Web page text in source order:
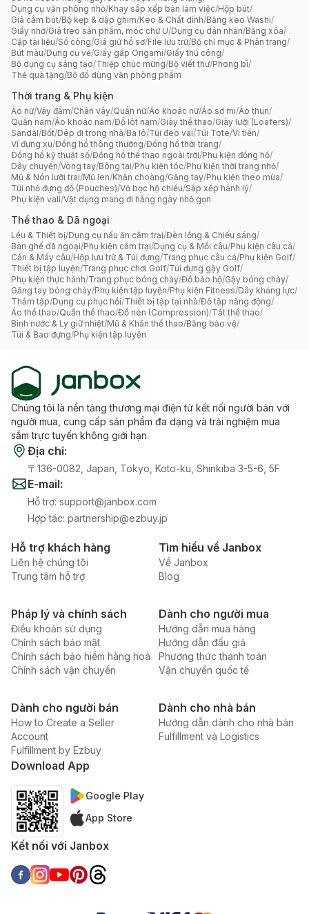
Dụng cụ văn phòng nhỏ/Khay sắp xếp bàn làm việc/Hộp bút/
Giá cắm bút/Bộ kẹp & dập ghim/Keo & Chất dính/Băng keo Washi/
Giấy nhớ/Giá treo sản phẩm, móc chữ U/Dụng cụ dán nhãn/Băng xóa/
Cặp tài liệu/Sổ còng/Giá giữ hồ sơ/File lưu trữ/Bộ chỉ mục & Phân trang/
Bút màu/Dụng cụ vẽ/Giấy gấp Origami/Giấy thủ công/
Bộ dụng cụ sáng tạo/Thiệp chúc mừng/Bộ viết thư/Phong bì/
Thẻ quà tặng/Bộ đồ dùng văn phòng phẩm
Thời trang & Phụ kiện
Áo nữ/Váy đầm/Chân váy/Quần nữ/Áo khoác nữ/Áo sơ mi/Áo thun/
Quần nam/Áo khoác nam/Đồ lót nam/Giày thể thao/Giày lười (Loafers)/
Sandal/Bốt/Dép đi trong nhà/Ba lô/Túi đeo vai/Túi Tote/Ví tiền/
Ví đựng xu/Đồng hồ thông thường/Đồng hồ thời trang/
Đồng hồ kỹ thuật số/Đồng hồ thể thao ngoài trời/Phụ kiện đồng hồ/
Dây chuyền/Vòng tay/Bông tai/Phụ kiện tóc/Phụ kiện thời trang nhỏ/
Mũ & Nón lưỡi trai/Mũ len/Khăn choàng/Găng tay/Phụ kiện theo mùa/
Túi nhỏ đựng đồ (Pouches)/Vỏ bọc hộ chiếu/Sắp xếp hành lý/
Phụ kiện vali/Vật dụng mang đi hằng ngày nhỏ gọn
Thể thao & Dã ngoại
Lều & Thiết bị/Dụng cụ nấu ăn cắm trại/Đèn lồng & Chiếu sáng/
Bàn ghế dã ngoại/Phụ kiện cắm trại/Dụng cụ & Mồi câu/Phụ kiện câu cá/
Cần & Máy câu/Hộp lưu trữ & Túi đựng/Trang phục câu cá/Phụ kiện Golf/
Thiết bị tập luyện/Trang phục chơi Golf/Túi đựng gậy Golf/
Phụ kiện thực hành/Trang phục bóng chày/Đồ bảo hộ/Gậy bóng chày/
Găng tay bóng chày/Phụ kiện tập luyện/Phụ kiện Fitness/Dây kháng lực/
Thảm tập/Dụng cụ phục hồi/Thiết bị tập tại nhà/Đồ tập năng động/
Áo thể thao/Quần thể thao/Đồ nén (Compression)/Tất thể thao/
Bình nước & Ly giữ nhiệt/Mũ & Khăn thể thao/Băng bảo vệ/
Túi & Bao đựng/Phụ kiện tập luyện
Chúng tôi là nền tảng thương mại điện tử kết nối người bán với
người mua, cung cấp sản phẩm đa dạng và trải nghiệm mua
sắm trực tuyến không giới hạn.
Địa chỉ:
〒136-0082, Japan, Tokyo, Koto-ku, Shinkiba 3-5-6, 5F
E-mail:
Hỗ trợ: support@janbox.com
Hợp tác: partnership@ezbuy.jp
Hỗ trợ khách hàng
Liên hệ chúng tôi
Trung tâm hỗ trợ
Tìm hiểu về Janbox
Về Janbox
Blog
Pháp lý và chính sách
Điều khoản sử dụng
Chính sách bảo mật
Chính sách bảo hiểm hàng hoá
Chính sách vận chuyển
Dành cho người mua
Hướng dẫn mua hàng
Hướng dẫn đấu giá
Phương thức thanh toán
Vận chuyển quốc tế
Dành cho người bán
How to Create a Seller
Account
Fulfillment by Ezbuy
Dành cho nhà bán
Hướng dẫn dành cho nhà bán
Fulfillment và Logistics
Download App
Google Play
App Store
Kết nối với Janbox